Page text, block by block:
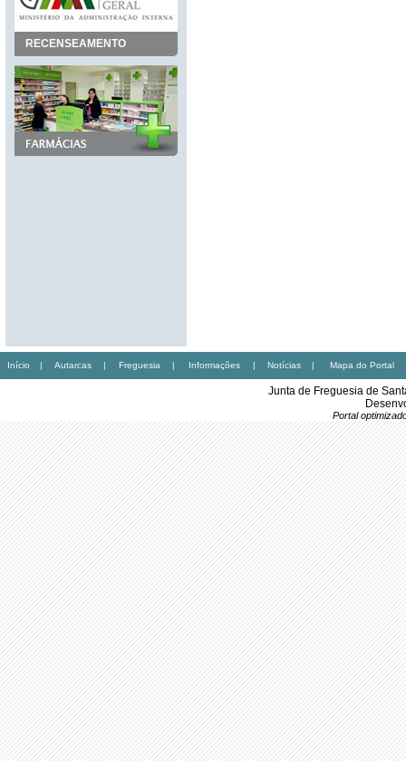
RECENSEAMENTO
Início | Autarcas | Freguesia | Informações | Notícias | Mapa do Portal
Junta de Freguesia de
Portal